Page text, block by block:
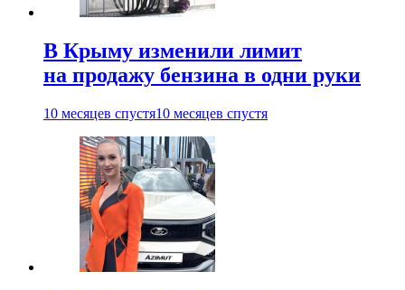
В Крыму изменили лимит
на продажу бензина в одни руки
10 месяцев спустя10 месяцев спустя